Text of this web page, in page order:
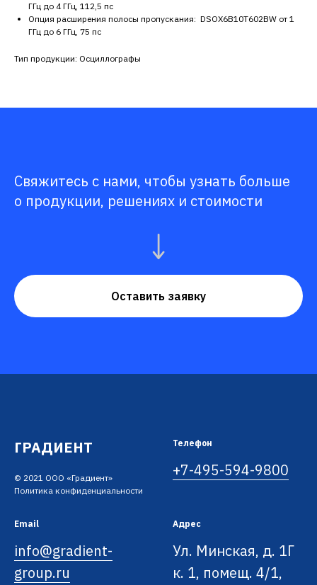
ГГц до 4 ГГц, 112,5 пс
Опция расширения полосы пропускания: DSOX6B10T602BW от 1
ГГц до 6 ГГц, 75 пс
Тип продукции: Осциллографы
Свяжитесь с нами, чтобы узнать больше
о продукции, решениях и стоимости
Оставить заявку
ГРАДИЕНТ
© 2021 ООО «Градиент»
Политика конфиденциальности
Телефон
+7-495-594-9800
Email
info@gradient-
group.ru
Адрес
Ул. Минская, д. 1Г
к. 1, помещ. 4/1,